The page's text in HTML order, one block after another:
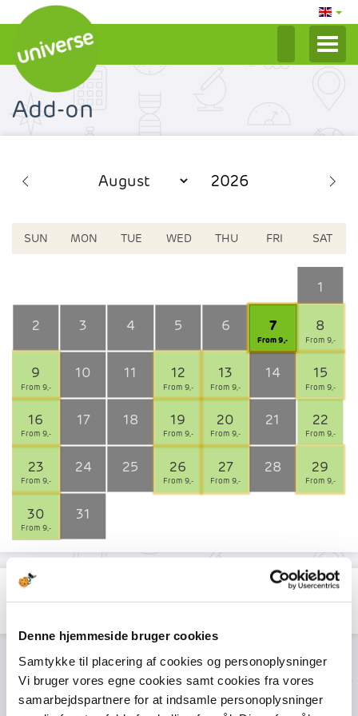
Denne hjemmeside bruger cookies
Samtykke til placering af cookies og personoplysninger
Vi bruger vores egne cookies samt cookies fra vores
samarbejdspartnere for at indsamle personoplysninger
LOG IN / MY ACCOUNT
TICKETS 2026
ADD-ON
Add-on
SUN MON TUE WED THU FRI SAT
1
2 3 4 5 6 7
From 9,-
8
From 9,-
9
From 9,-
10 11 12
From 9,-
13
From 9,-
14 15
From 9,-
16
From 9,-
17 18 19
From 9,-
20
From 9,-
21 22
From 9,-
23
From 9,-
24 25 26
From 9,-
27
From 9,-
28 29
From 9,-
30
From 9,-
31
August 7, 2026
The park is open from 10:00 to 17:00
There are few tickets left for this day!